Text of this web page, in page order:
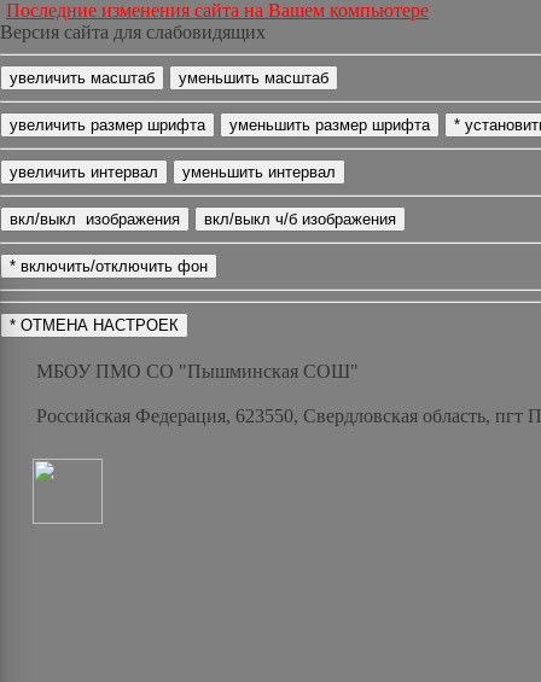
Последние изменения сайта на Вашем компьютере
Версия сайта для слабовидящих
МБОУ ПМО СО "Пышминская СОШ"
Российская Федерация, 623550, Свердловская область,